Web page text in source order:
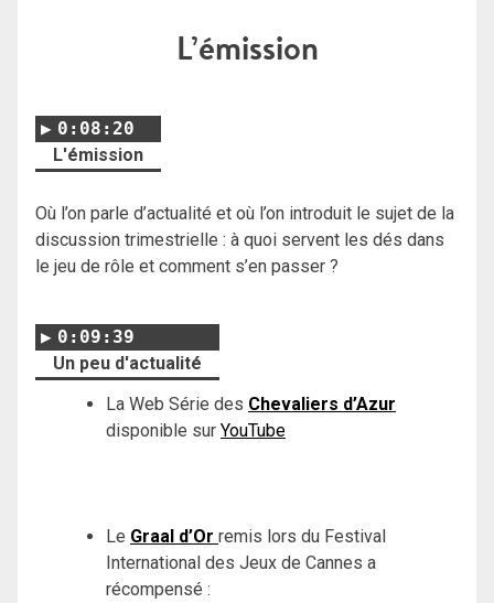
L’émission
0:08:20
L'émission
Où l’on parle d’actualité et où l’on introduit le sujet de la
discussion trimestrielle : à quoi servent les dés dans
le jeu de rôle et comment s’en passer ?
0:09:39
Un peu d'actualité
La Web Série des Chevaliers d’Azur
disponible sur YouTube
Le Graal d’Or remis lors du Festival
International des Jeux de Cannes a
récompensé :